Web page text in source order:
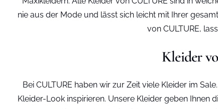
nie aus der Mode und lässt sich leicht mit Ihrer
von CULTURE,
Kleider
Bei CULTURE haben wir zur Zeit viele Kleider im
Kleider-Look inspirieren. Unsere Kleider geben Ihnen